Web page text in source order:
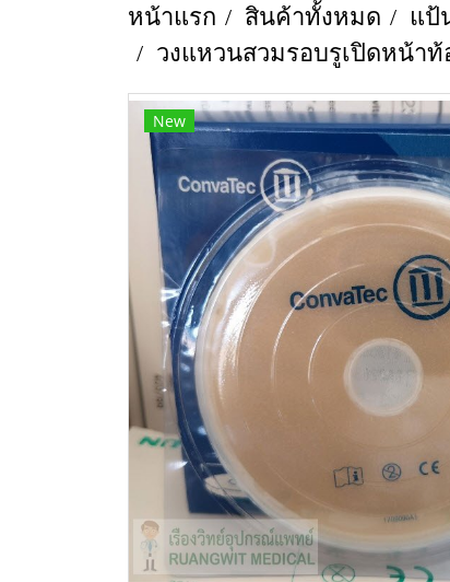
หน้าแรก สินค้าทั้งหมด แป้
วงแหวนสวมรอบรูเปิดหน้าท้
New